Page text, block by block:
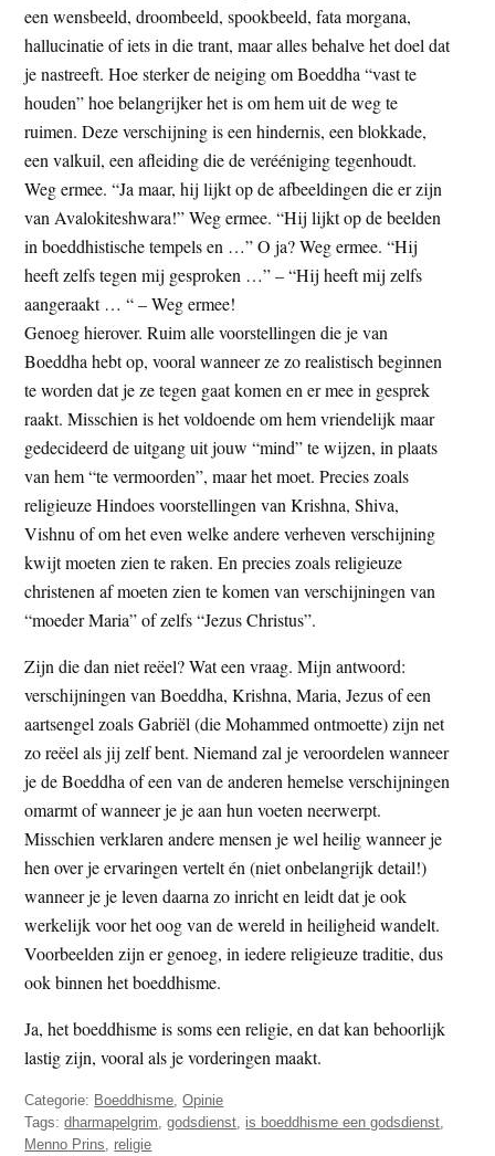
een wensbeeld, droombeeld, spookbeeld, fata morgana,
hallucinatie of iets in die trant, maar alles behalve het doel dat
je nastreeft. Hoe sterker de neiging om Boeddha “vast te
houden” hoe belangrijker het is om hem uit de weg te
ruimen. Deze verschijning is een hindernis, een blokkade,
een valkuil, een afleiding die de verééniging tegenhoudt.
Weg ermee. “Ja maar, hij lijkt op de afbeeldingen die er zijn
van Avalokiteshwara!” Weg ermee. “Hij lijkt op de beelden
in boeddhistische tempels en …” O ja? Weg ermee. “Hij
heeft zelfs tegen mij gesproken …” – “Hij heeft mij zelfs
aangeraakt … “ – Weg ermee!
Genoeg hierover. Ruim alle voorstellingen die je van
Boeddha hebt op, vooral wanneer ze zo realistisch beginnen
te worden dat je ze tegen gaat komen en er mee in gesprek
raakt. Misschien is het voldoende om hem vriendelijk maar
gedecideerd de uitgang uit jouw “mind” te wijzen, in plaats
van hem “te vermoorden”, maar het moet. Precies zoals
religieuze Hindoes voorstellingen van Krishna, Shiva,
Vishnu of om het even welke andere verheven verschijning
kwijt moeten zien te raken. En precies zoals religieuze
christenen af moeten zien te komen van verschijningen van
“moeder Maria” of zelfs “Jezus Christus”.
Zijn die dan niet reëel? Wat een vraag. Mijn antwoord:
verschijningen van Boeddha, Krishna, Maria, Jezus of een
aartsengel zoals Gabriël (die Mohammed ontmoette) zijn net
zo reëel als jij zelf bent. Niemand zal je veroordelen wanneer
je de Boeddha of een van de anderen hemelse verschijningen
omarmt of wanneer je je aan hun voeten neerwerpt.
Misschien verklaren andere mensen je wel heilig wanneer je
hen over je ervaringen vertelt én (niet onbelangrijk detail!)
wanneer je je leven daarna zo inricht en leidt dat je ook
werkelijk voor het oog van de wereld in heiligheid wandelt.
Voorbeelden zijn er genoeg, in iedere religieuze traditie, dus
ook binnen het boeddhisme.
Ja, het boeddhisme is soms een religie, en dat kan behoorlijk
lastig zijn, vooral als je vorderingen maakt.
Categorie: Boeddhisme ,Opinie
Tags:dharmapelgrim ,godsdienst is boeddhisme een godsdienst
Menno Prins
religie